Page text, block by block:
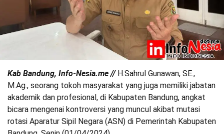
Kab Bandung, Info-Nesia.me //H.Sahrul Gunawan, SE.,
M.Ag., seorang tokoh masyarakat yang juga memiliki jabatan
akademik dan profesional, di Kabupaten Bandung, angkat
bicara mengenai kontroversi yang muncul akibat mutasi
rotasi Aparatur Sipil Negara (ASN) di Pemerintah Kabupaten